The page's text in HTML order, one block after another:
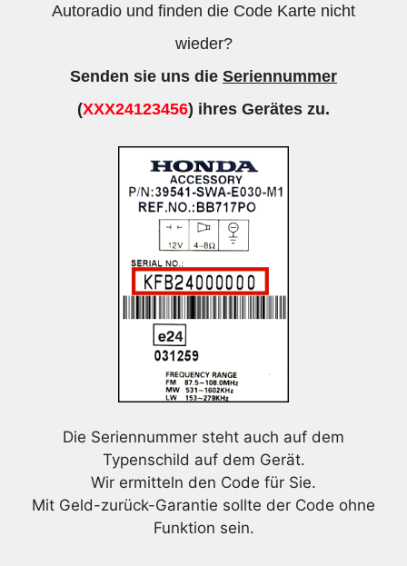
Autoradio und finden die Code Karte nicht
wieder?
Senden sie uns die Seriennummer
(XXX24123456) ihres Gerätes zu.
Die Seriennummer steht auch auf dem
Typenschild auf dem Gerät.
Wir ermitteln den Code für Sie.
Mit Geld-zurück-Garantie sollte der Code ohne
Funktion sein.